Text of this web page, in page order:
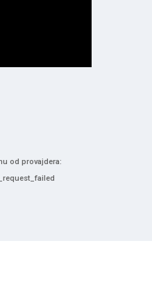
od provajdera: